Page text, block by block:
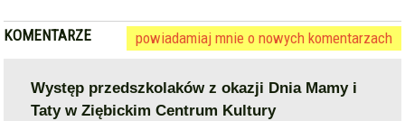
KOMENTARZE powiadamiaj mnie o nowych komentarzach
Występ przedszkolaków z okazji Dnia Mamy i
Taty w Ziębickim Centrum Kultury